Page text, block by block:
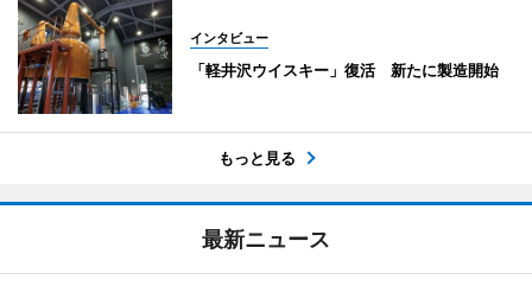
インタビュー
「軽井沢ウイスキー」復活 新たに製造開始
もっと見る
最新ニュース